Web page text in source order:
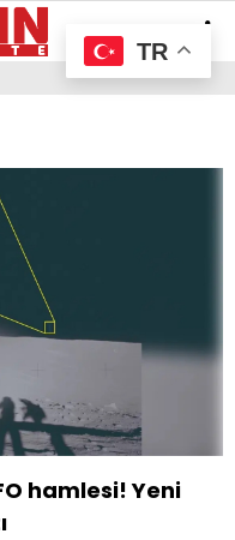
hamlesi! Yeni
TR